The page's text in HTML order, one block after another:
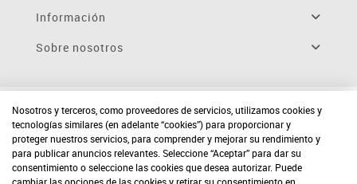
Información
Sobre nosotros
Nosotros y terceros, como proveedores de servicios, utilizamos cookies y
tecnologías similares (en adelante “cookies”) para proporcionar y
proteger nuestros servicios, para comprender y mejorar su rendimiento y
para publicar anuncios relevantes. Seleccione “Aceptar” para dar su
consentimiento o seleccione las cookies que desea autorizar. Puede